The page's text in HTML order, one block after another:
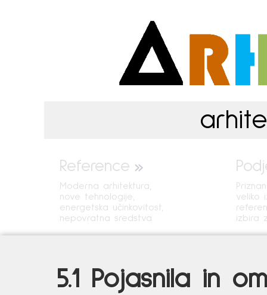
Reference
Moderna arhitektura,
nove tehnologije,
energetska učinkovitost,
nepovratna sredstva.
veliko
izbira
5.1 Pojasnila in